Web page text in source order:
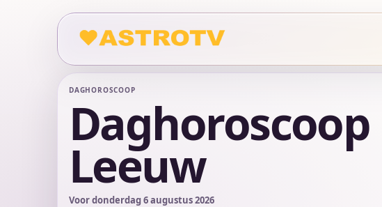
DAGHOROSCOOP
Daghoroscoop
Leeuw
Voor donderdag 6 augustus 2026